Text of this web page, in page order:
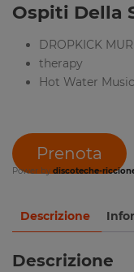
Ospiti Della
DROPKICK
therapy
Hot Water Music
Prenota
Power by discoteche-
Descrizione
Descrizione